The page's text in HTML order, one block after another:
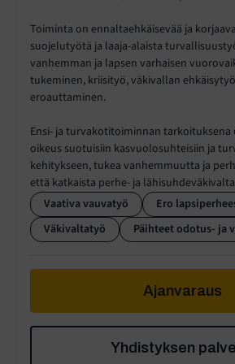
Toiminta on ennaltaehkäisevää ja
suojelutyötä ja laaja-alaista
vanhemman ja lapsen varhaisen
tukeminen, kriisityö, väkivallan
eroauttaminen.
Ensi- ja turvakotitoiminnan
oikeus suotuisiin kasvuolosuhteisiin ja
kehitykseen, tukea vanhemmuutta ja
että katkaista perhe- ja
Vaativa vauvatyö
Ero
Väkivaltatyö
Päihteet odotus- ja
Ajanvaraus
Yhdistyksen